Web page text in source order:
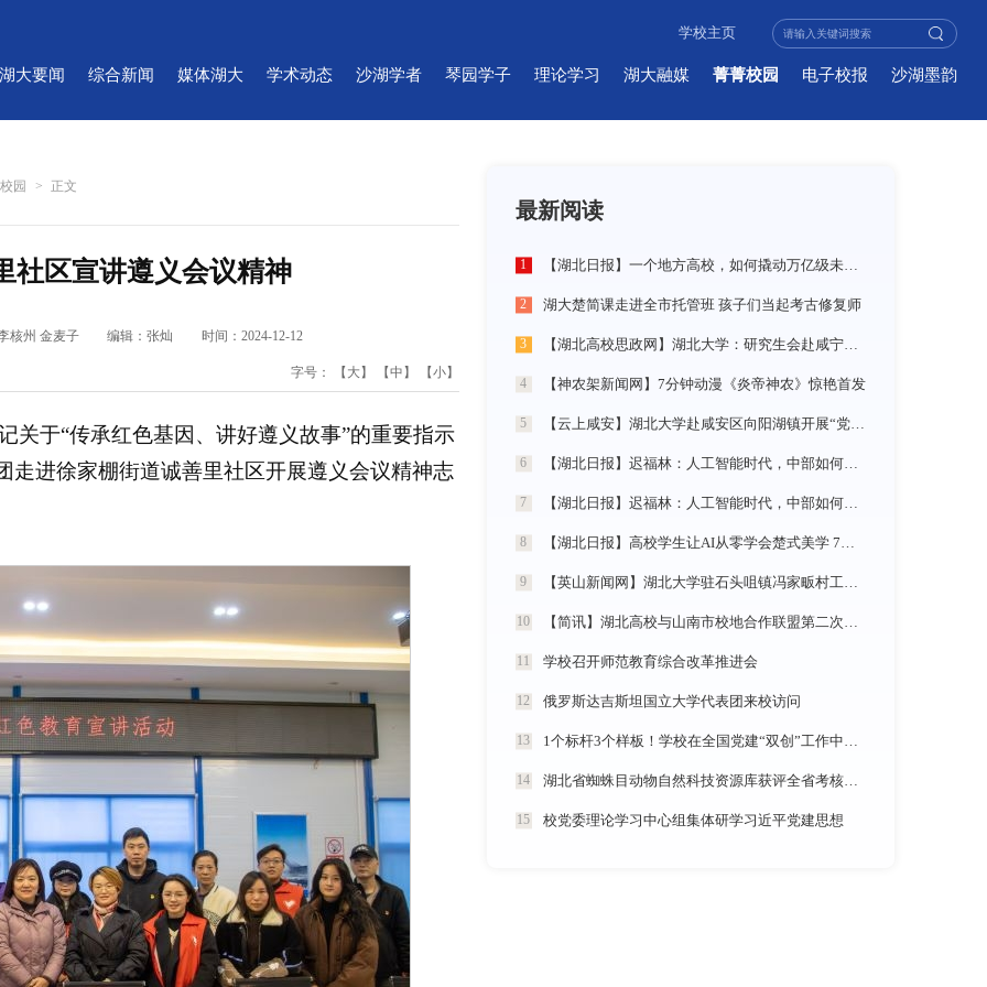
学校主页
湖大要闻 综合新闻 媒体湖大 学术动态 沙湖学者 琴园学子 理论学习 湖大融媒 菁菁校园 电子校报 沙湖墨韵
园 > 正文
社区宣讲遵义会议精神
核州 金麦子 编辑：张灿 时间：2024-12-12
字号： 【大】 【中】 【小】
关于“传承红色基因、讲好遵义故事”的重要指示
走进徐家棚街道诚善里社区开展遵义会议精神志
最新阅读
1 【湖北日报】一个地方高校，如何撬动万亿级未来产业
2 湖大楚简课走进全市托管班 孩子们当起考古修复师
3 【湖北高校思政网】湖北大学：研究生会赴咸宁市开展“党建引领三无小区治理”社会实践活动
4 【神农架新闻网】7分钟动漫《炎帝神农》惊艳首发
5 【云上咸安】湖北大学赴咸安区向阳湖镇开展“党建引领农村社区治理”调研服务活动
6 【湖北日报】迟福林：人工智能时代，中部如何走在前？
7 【湖北日报】迟福林：人工智能时代，中部如何走在前？
8 【湖北日报】高校学生让AI从零学会楚式美学 7分钟动漫《炎帝神农》惊艳首发
9 【英山新闻网】湖北大学驻石头咀镇冯家畈村工作队：全力守护人民群众生命财产安全
10 【简讯】湖北高校与山南市校地合作联盟第二次全体会议在我校召开
11 学校召开师范教育综合改革推进会
12 俄罗斯达吉斯坦国立大学代表团来校访问
13 1个标杆3个样板！学校在全国党建“双创”工作中再创佳绩
14 湖北省蜘蛛目动物自然科技资源库获评全省考核优秀
15 校党委理论学习中心组集体研学习近平党建思想